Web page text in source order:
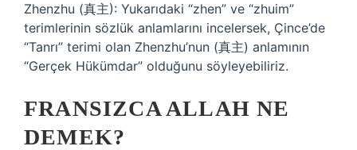
Zhenzhu (真主): Yukarıdaki “zhen” ve “zhuim”
terimlerinin sözlük anlamlarını incelersek, Çince’de
“Tanrı” terimi olan Zhenzhu’nun (真主) anlamının
“Gerçek Hükümdar” olduğunu söyleyebiliriz.
FRANSIZCA ALLAH NE
DEMEK?